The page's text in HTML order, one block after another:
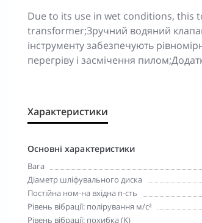
Due to its use in wet conditions, this
transformer;Зручний водяний
інструменту забезпечують
перегріву і засмічення
Характеристики
Основні характеристики
Вага
Діаметр шліфувального диска
Постійна ном-на вхідна п-сть
Рівень вібрації: полірування м/с²
Рівень вібрації: похибка (K)